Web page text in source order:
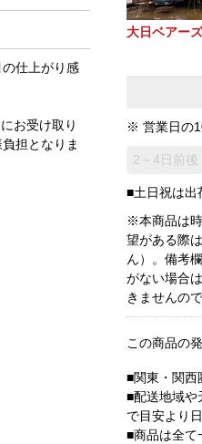
大日ベアー
※ 営業日の
2～4日前後
■土日祝は出
※本商品は
望がある際
ん）。備考
がない場合
きませんの
この商品の
■関東・関西
■配送地域や
で目安より
■商品は全て
仕上がり感
お受け取り
担となりま